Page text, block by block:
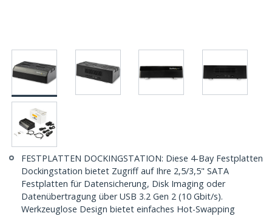
FESTPLATTEN DOCKINGSTATION: Diese 4-Bay Festplatten
Dockingstation bietet Zugriff auf Ihre 2,5/3,5" SATA
Festplatten für Datensicherung, Disk Imaging oder
Datenübertragung über USB 3.2 Gen 2 (10 Gbit/s).
Werkzeuglose Design bietet einfaches Hot-Swapping